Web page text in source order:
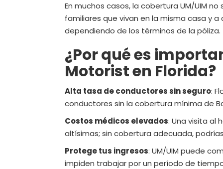
En muchos casos, la cobertura UM/UIM
familiares que vivan en la misma casa y
dependiendo de los términos de la póliza.
¿Por qué es
Motorist en Florida?
Alta tasa de conductores sin seguro:
conductores sin la cobertura mínima de
Costos médicos elevados: Una visita al
altísimas; sin cobertura adecuada,
Protege tus ingresos: UM/UIM puede
impiden trabajar por un período de